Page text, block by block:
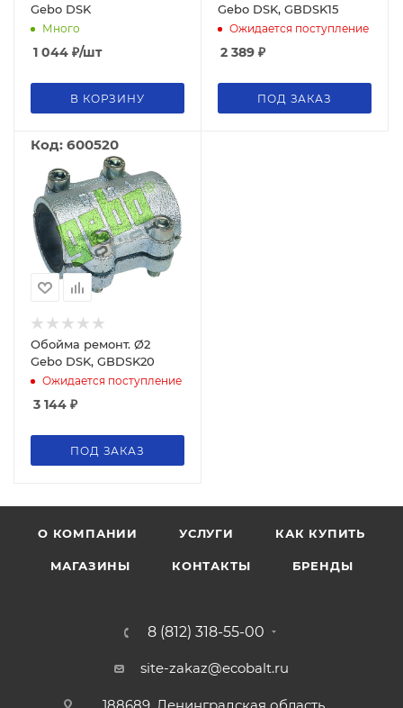
Gebo DSK
Много
1 044 ₽/шт
В КОРЗИНУ
Gebo DSK, GBDSK15
Ожидается поступление
2 389 ₽
ПОД ЗАКАЗ
Код: 600520
Обойма ремонт. Ø2
Gebo DSK, GBDSK20
Ожидается поступление
3 144 ₽
ПОД ЗАКАЗ
О КОМПАНИИ УСЛУГИ КАК КУПИТЬ
МАГАЗИНЫ КОНТАКТЫ БРЕНДЫ
8 (812) 318-55-00
site-zakaz@ecobalt.ru